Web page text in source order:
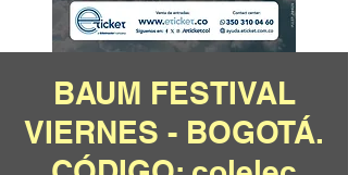
BAUM FESTIVAL
VIERNES - BOGOTÁ.